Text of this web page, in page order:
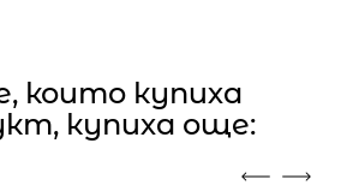
които купиха
купиха още: